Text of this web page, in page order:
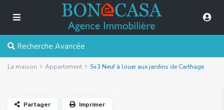
Recherche Avancée
La maison Appartement S+3 Neuf à louer aux jardins de Carthage
Partager Imprimer